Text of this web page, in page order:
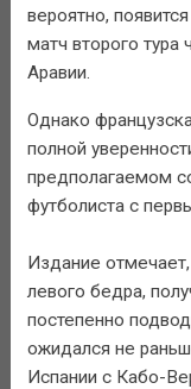
вероятно,
матч второго тура
Аравии.
Однако
полной
предполагаемом
футболиста с
Издание
левого бедра,
постепенно
ожидался не
Испании с Кабо-